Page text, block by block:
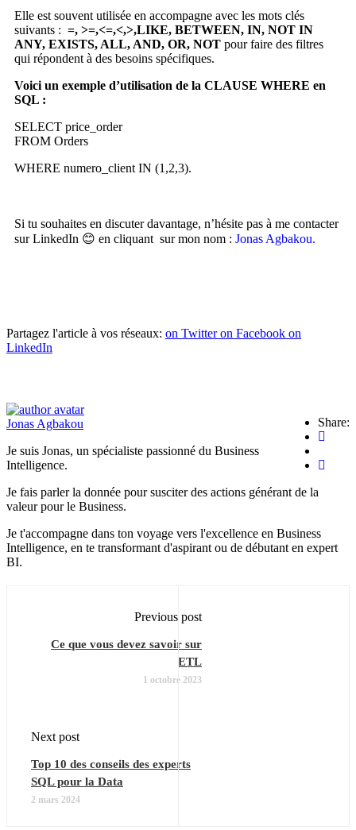
Elle est souvent utilisée en accompagne avec les mots clés
suivants : =, >=,<=,<,>,LIKE, BETWEEN, IN, NOT IN
ANY, EXISTS, ALL, AND, OR, NOT pour faire des filtres
qui répondent à des besoins spécifiques.
Voici un exemple d’utilisation de la CLAUSE WHERE en
SQL :
SELECT price_order
FROM Orders
WHERE numero_client IN (1,2,3).
Si tu souhaites en discuter davantage, n’hésite pas à me contacter
sur LinkedIn 😊 en cliquant sur mon nom : Jonas Agbakou.
Partagez l'article à vos réseaux: on Twitter on Facebook on
LinkedIn
Share:
Jonas Agbakou
Je suis Jonas, un spécialiste passionné du Business
Intelligence.
Je fais parler la donnée pour susciter des actions générant de la
valeur pour le Business.
Je t'accompagne dans ton voyage vers l'excellence en Business
Intelligence, en te transformant d'aspirant ou de débutant en expert
BI.
Previous post
Ce que vous devez savoir sur
ETL
1 octobre 2023
Next post
Top 10 des conseils des experts
SQL pour la Data
2 mars 2024